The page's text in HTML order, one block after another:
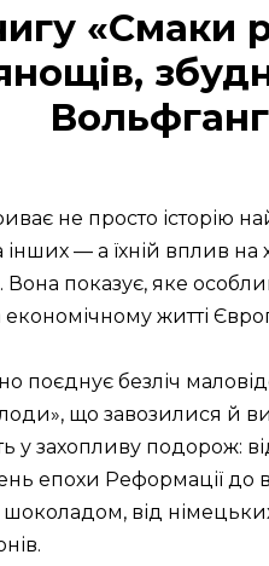
«Смаки
не просто історію
— а їхній вплив на
показує, яке
економічному житті
поєднує безліч
що завозилися й
у захопливу подорож:
епохи Реформації до
від